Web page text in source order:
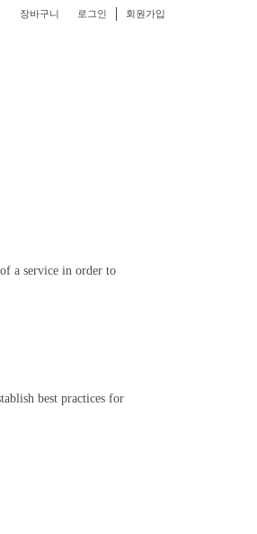
로그인 회원가입
장바구니
a service in order to
best practices for